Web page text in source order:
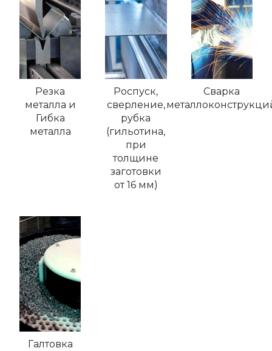
Резка
металла и
Гибка
металла
Роспуск,
сверление,
рубка
(гильотина,
при
толщине
заготовки
от 16 мм)
Сварка
Галтовка